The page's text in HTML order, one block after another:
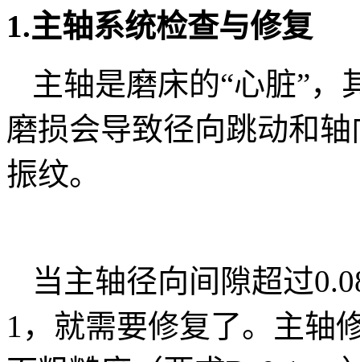
1.主轴系统检查与修复
主轴是磨床的“心脏”
磨损会导致径向跳动和
振纹。
当主轴径向间隙超过
1，就需要修复了。主轴